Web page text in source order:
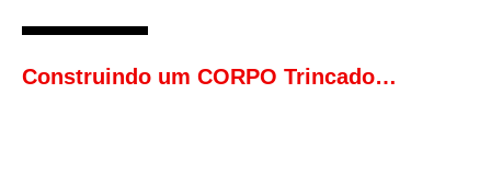
Construindo um CORPO Trincado…